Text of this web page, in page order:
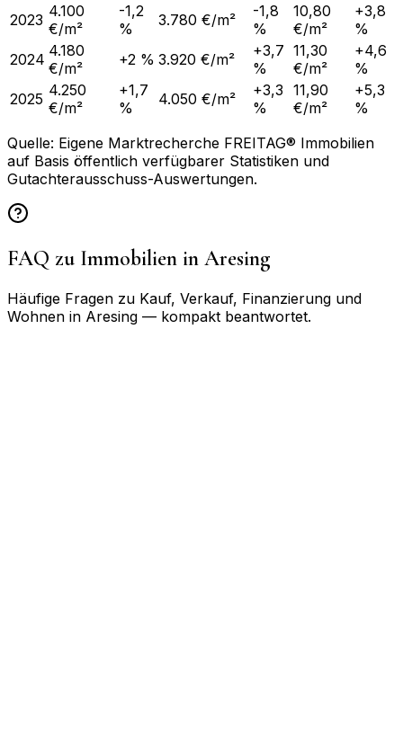
2023 4.100
€/m²
-1,2
%
3.780 €/m²
-1,8
%
10,80
€/m²
+3,8
%
2024 4.180
€/m²
+2 % 3.920 €/m²
+3,7
%
11,30
€/m²
+4,6
%
2025 4.250
€/m²
+1,7
%
4.050 €/m²
+3,3
%
11,90
€/m²
+5,3
%
Quelle: Eigene Marktrecherche FREITAG® Immobilien
auf Basis öffentlich verfügbarer Statistiken und
Gutachterausschuss-Auswertungen.
FAQ zu Immobilien in Aresing
Häufige Fragen zu Kauf, Verkauf, Finanzierung und
Wohnen in Aresing — kompakt beantwortet.